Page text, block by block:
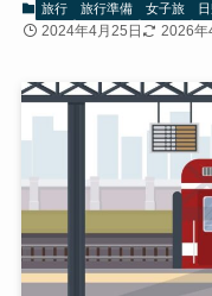
旅行 旅行準備 女子旅
2024年4月25日 2026年